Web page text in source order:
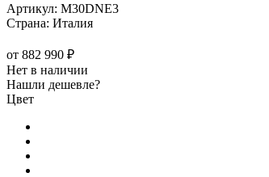
Артикул: M30DNE3
Страна: Италия
от 882 990 ₽
Нет в наличии
Нашли дешевле?
Цвет